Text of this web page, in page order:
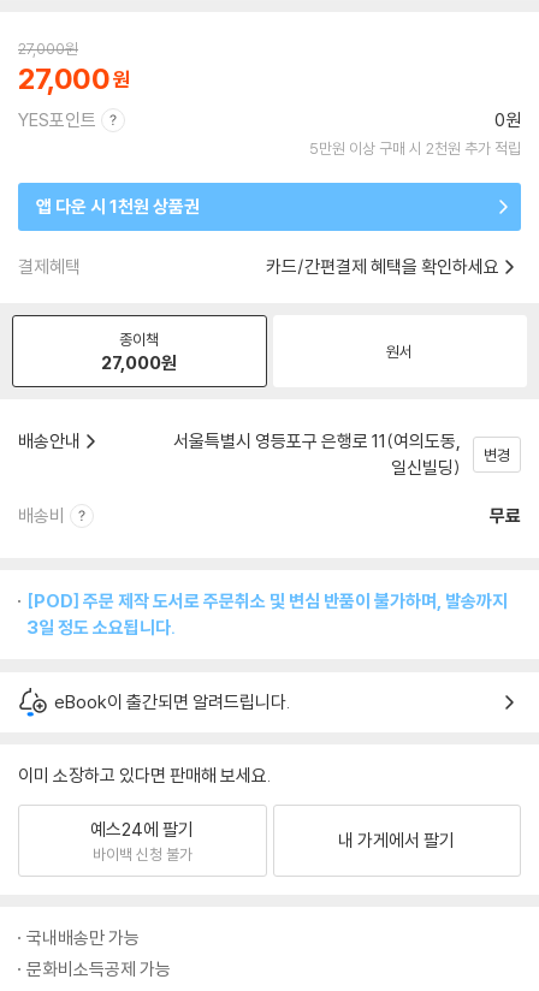
27,000원
27,000
YES포인트 0원
5만원 이상 구매 시 2천원 추가 적립
앱 다운 시 1천원 상품권
결제혜택 카드/간편결제 혜택을 확인하세요
종이책
27,000원 원서
배송안내
서울특별시 영등포구 은행로 11(여의도동,
일신빌딩)
변경
배송비 무료
[POD] 주문 제작 도서로 주문취소 및 변심 반품이 불가하며, 발송까지
3일 정도 소요됩니다.
eBook이 출간되면 알려드립니다.
이미 소장하고 있다면 판매해 보세요.
예스24에 팔기
바이백 신청 불가
내 가게에서 팔기
국내배송만 가능
문화비소득공제 가능